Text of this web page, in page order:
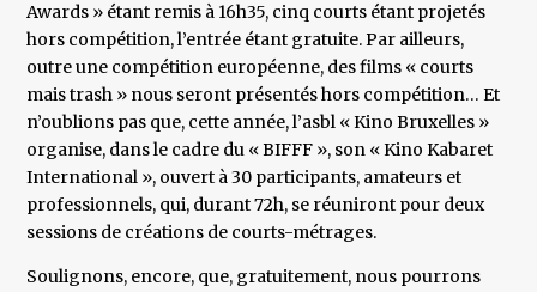
Awards » étant remis à 16h35, cinq courts étant projetés
hors compétition, l’entrée étant gratuite. Par ailleurs,
outre une compétition européenne, des films « courts
mais trash » nous seront présentés hors compétition… Et
n’oublions pas que, cette année, l’asbl « Kino Bruxelles »
organise, dans le cadre du « BIFFF », son « Kino Kabaret
International », ouvert à 30 participants, amateurs et
professionnels, qui, durant 72h, se réuniront pour deux
sessions de créations de courts-métrages.
Soulignons, encore, que, gratuitement, nous pourrons